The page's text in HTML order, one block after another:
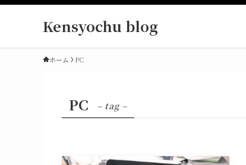
Kensyochu blog
ホーム PC
PC – tag –